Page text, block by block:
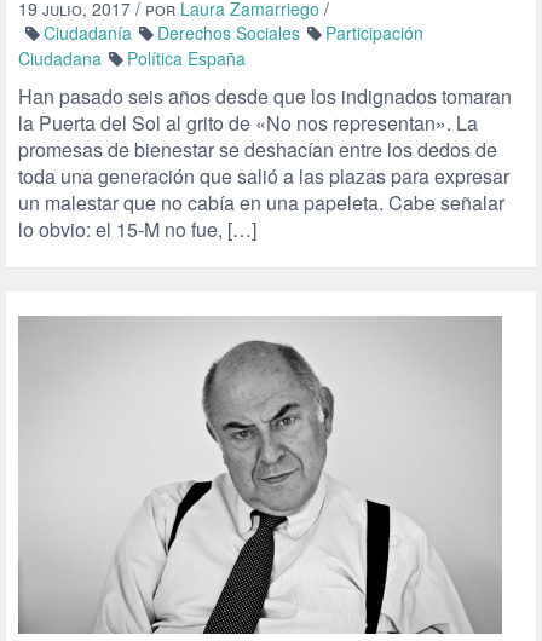
19 julio, 2017 / por Laura Zamarriego /
Ciudadanía
Derechos Sociales
Participación
Ciudadana
Política España
Han pasado seis años desde que los indignados tomaran
la Puerta del Sol al grito de «No nos representan». La
promesas de bienestar se deshacían entre los dedos de
toda una generación que salió a las plazas para expresar
un malestar que no cabía en una papeleta. Cabe señalar
lo obvio: el 15-M no fue, […]